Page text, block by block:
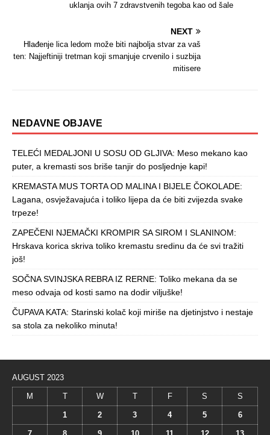
uklanja ovih 7 zdravstvenih tegoba kao od šale
NEXT
Hlađenje lica ledom može biti najbolja stvar za vaš
ten: Najjeftiniji tretman koji smanjuje crvenilo i suzbija
mitisere
NEDAVNE OBJAVE
TELEĆI MEDALJONI U SOSU OD GLJIVA: Meso mekano kao
puter, a kremasti sos briše tanjir do posljednje kapi!
KREMASTA MUS TORTA OD MALINA I BIJELE ČOKOLADE:
Lagana, osvježavajuća i toliko lijepa da će biti zvijezda svake
trpeze!
ZAPEČENI NJEMAČKI KROMPIR SA SIROM I SLANINOM:
Hrskava korica skriva toliko kremastu sredinu da će svi tražiti
još!
SOČNA SVINJSKA REBRA IZ RERNE: Toliko mekana da se
meso odvaja od kosti samo na dodir viljuške!
ČUPAVA KATA: Starinski kolač koji miriše na djetinjstvo i nestaje
sa stola za nekoliko minuta!
AUGUST 2023
M T W T F S S
1 2 3 4 5 6